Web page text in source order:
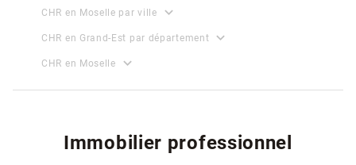
CHR en Moselle par ville expand_more
CHR en Grand-Est par département expand_more
CHR en Moselle expand_more
Immobilier professionnel